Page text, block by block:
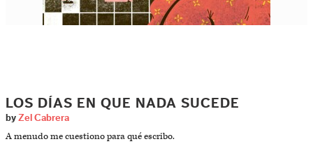
LOS DÍAS EN QUE NADA SUCEDE
by Zel Cabrera
A menudo me cuestiono para qué escribo.